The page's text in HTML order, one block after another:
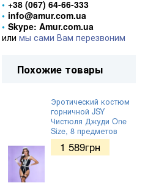
+38 (067) 64-66-333
info@amur.com.ua
Skype: Amur.com.ua
или мы сами Вам перезвоним
Похожие товары
Эротический костюм
горничной JSY
Чистюля Джуди One
Size, 8 предметов
1 589грн